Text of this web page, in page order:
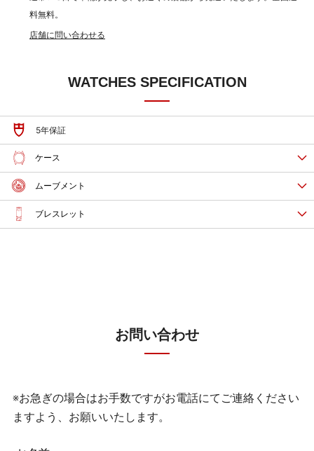
料無料。
店舗に問い合わせる
WATCHES SPECIFICATION
5年保証
ケース
ムーブメント
ブレスレット
お問い合わせ
※お急ぎの場合はお手数ですがお電話にてご連絡ください
ますよう、お願いいたします。